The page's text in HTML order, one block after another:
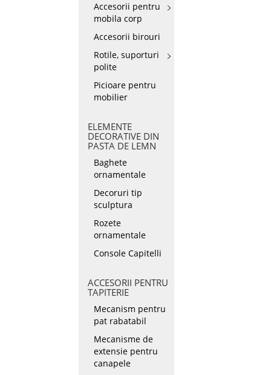
Accesorii pentru
mobila corp
Accesorii birouri
Rotile, suporturi
polite
Picioare pentru
mobilier
ELEMENTE
DECORATIVE DIN
PASTA DE LEMN
Baghete
ornamentale
Decoruri tip
sculptura
Rozete
ornamentale
Console Capitelli
ACCESORII PENTRU
TAPITERIE
Mecanism pentru
pat rabatabil
Mecanisme de
extensie pentru
canapele